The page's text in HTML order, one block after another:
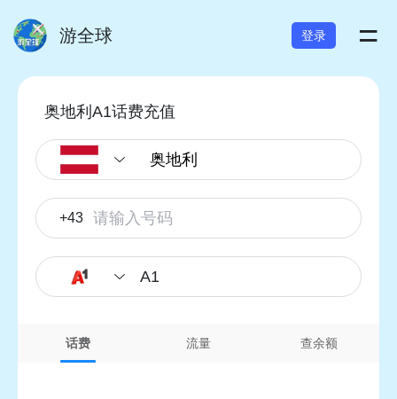
游全球 登录 =
奥地利A1话费充值
+43
A1
话费 流量 查余额